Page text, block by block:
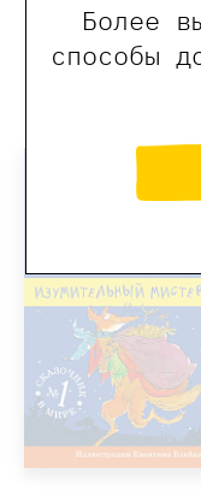
Более
способы
нет в